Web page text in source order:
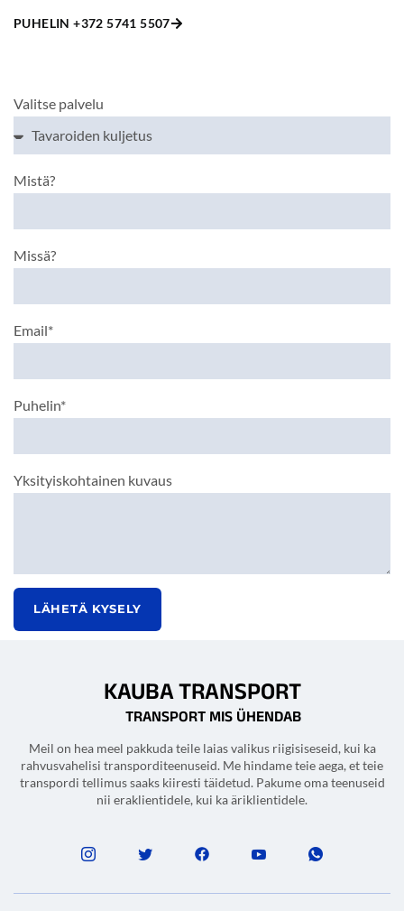
PUHELIN +372 5741 5507
Valitse palvelu
Mistä?
Missä?
Email*
Puhelin*
Yksityiskohtainen kuvaus
LÄHETÄ KYSELY
KAUBA TRANSPORT
TRANSPORT MIS ÜHENDAB
Meil on hea meel pakkuda teile laias valikus riigisiseseid, kui ka
rahvusvahelisi transporditeenuseid. Me hindame teie aega, et teie
transpordi tellimus saaks kiiresti täidetud. Pakume oma teenuseid
nii eraklientidele, kui ka äriklientidele.